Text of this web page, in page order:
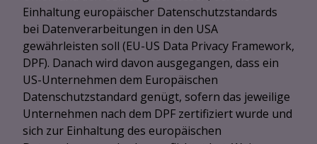
Einhaltung europäischer Datenschutzstandards
bei Datenverarbeitungen in den USA
gewährleisten soll (EU-US Data Privacy Framework,
DPF). Danach wird davon ausgegangen, dass ein
US-Unternehmen dem Europäischen
Datenschutzstandard genügt, sofern das jeweilige
Unternehmen nach dem DPF zertifiziert wurde und
sich zur Einhaltung des europäischen